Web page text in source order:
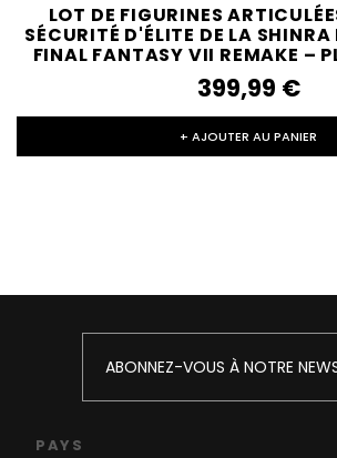
LOT DE FIGURINES
SÉCURITÉ D'ÉLITE DE LA
FINAL FANTASY VII REMAKE –
399,99‎ ‎€
+ AJOUTER AU PANIER
ABONNEZ-VOUS À NOTRE
PAYS